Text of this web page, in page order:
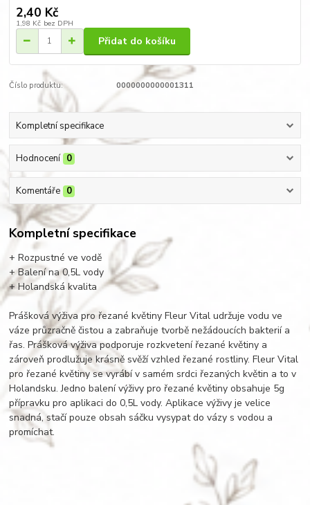
2,40 Kč
1,98 Kč bez DPH
Přidat do košíku
Číslo produktu: 0000000000001311
Kompletní specifikace
Hodnocení 0
Komentáře 0
Kompletní specifikace
+ Rozpustné ve vodě
+ Balení na 0,5L vody
+ Holandská kvalita
Prášková výživa pro řezané květiny Fleur Vital udržuje vodu ve
váze průzračně čistou a zabraňuje tvorbě nežádoucích bakterií a
řas. Prášková výživa podporuje rozkvetení řezané květiny a
zároveň prodlužuje krásně svěží vzhled řezané rostliny. Fleur Vital
pro řezané květiny se vyrábí v samém srdci řezaných květin a to v
Holandsku. Jedno balení výživy pro řezané květiny obsahuje 5g
přípravku pro aplikaci do 0,5L vody. Aplikace výživy je velice
snadná, stačí pouze obsah sáčku vysypat do vázy s vodou a
promíchat.